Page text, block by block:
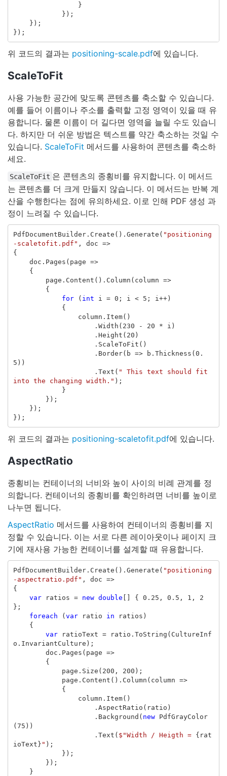
}
});
});
});
위 코드의 결과는 positioning-scale.pdf에 있습니다.
ScaleToFit
사용 가능한 공간에 맞도록 콘텐츠를 축소할 수 있습니다.
예를 들어 이름이나 주소를 출력할 고정 영역이 있을 때 유
용합니다. 물론 이름이 더 길다면 영역을 늘릴 수도 있습니
다. 하지만 더 쉬운 방법은 텍스트를 약간 축소하는 것일 수
있습니다. ScaleToFit 메서드를 사용하여 콘텐츠를 축소하
세요.
ScaleToFit 은 콘텐츠의 종횡비를 유지합니다. 이 메서드
는 콘텐츠를 더 크게 만들지 않습니다. 이 메서드는 반복 계
산을 수행한다는 점에 유의하세요. 이로 인해 PDF 생성 과
정이 느려질 수 있습니다.
PdfDocumentBuilder. Create (). Generate ( "positioning
-scaletofit.pdf" , doc =>
{
doc . Pages ( page =>
{
page . Content (). Column ( column =>
{
for
( int i = 0 ; i < 5 ; i ++)
{
column . Item()
. Width ( 230 - 20 * i )
. Height ( 20 )
. ScaleToFit ()
. Border( b => b . Thickness ( 0.
5 ))
. Text ( " This text should fit
into the changing width." );
}
});
});
});
위 코드의 결과는 positioning-scaletofit.pdf에 있습니다.
AspectRatio
종횡비는 컨테이너의 너비와 높이 사이의 비례 관계를 정
의합니다. 컨테이너의 종횡비를 확인하려면 너비를 높이로
나누면 됩니다.
AspectRatio 메서드를 사용하여 컨테이너의 종횡비를 지
정할 수 있습니다. 이는 서로 다른 레이아웃이나 페이지 크
기에 재사용 가능한 컨테이너를 설계할 때 유용합니다.
PdfDocumentBuilder. Create (). Generate ( "positioning
-aspectratio.pdf" , doc =>
{
var
ratios = new double { 0.25 , 0.5 , 1 ,
2
};
foreach
( var ratio in ratios )
{
var
ratioText = ratio . ToString ( CultureInf
o . InvariantCulture );
doc . Pages ( page =>
{
page . Size ( 200 , 200 );
page . Content (). Column ( column =>
{
column . Item()
. AspectRatio ( ratio )
. Background ( new
PdfGrayColor
( 75 ))
. Text ( $"Width / Heigth = { rat
ioText } " );
});
});
}